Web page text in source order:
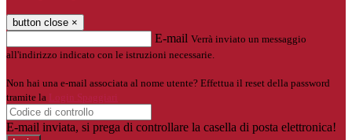
button close ×
E-mail Verrà inviato un messaggio
all'indirizzo indicato con le istruzioni necessarie.
Non hai una e-mail associata al nome utente? Effettua il reset della password
tramite la
Login Spaggiari
E-mail inviata, si prega di controllare la casella di posta elettronica!